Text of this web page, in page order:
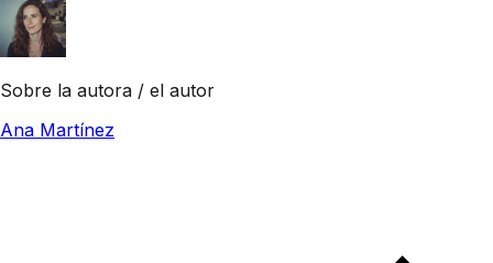
Sobre la autora / el autor
Ana Martínez